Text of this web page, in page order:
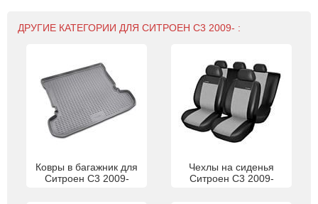
ДРУГИЕ КАТЕГОРИИ ДЛЯ СИТРОЕН С3 2009- :
Ковры в багажник для
Ситроен С3 2009-
Чехлы на сиденья
Ситроен С3 2009-